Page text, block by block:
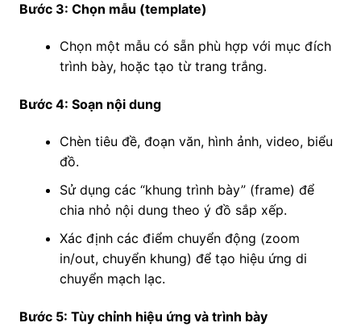
Bước 3: Chọn mẫu (template)
Chọn một mẫu có sẵn phù hợp với mục đích
trình bày, hoặc tạo từ trang trắng.
Bước 4: Soạn nội dung
Chèn tiêu đề, đoạn văn, hình ảnh, video, biểu
đồ.
Sử dụng các “khung trình bày” (frame) để
chia nhỏ nội dung theo ý đồ sắp xếp.
Xác định các điểm chuyển động (zoom
in/out, chuyển khung) để tạo hiệu ứng di
chuyển mạch lạc.
Bước 5: Tùy chỉnh hiệu ứng và trình bày